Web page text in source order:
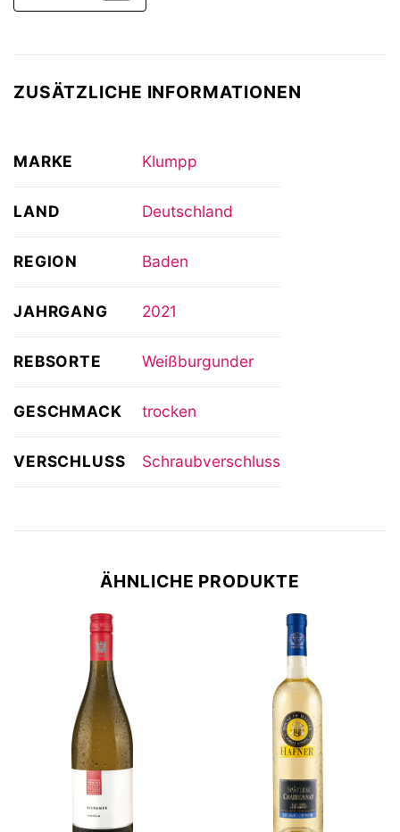
ZUSÄTZLICHE INFORMATIONEN
MARKE Klumpp
LAND Deutschland
REGION Baden
JAHRGANG 2021
REBSORTE Weißburgunder
GESCHMACK trocken
VERSCHLUSS Schraubverschluss
ÄHNLICHE PRODUKTE